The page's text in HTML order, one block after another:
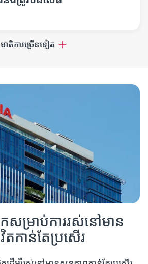
មាតិការច្រើនទៀត
សម្រាប់ការរស់នៅមាន
កាន់តែប្រសើរ